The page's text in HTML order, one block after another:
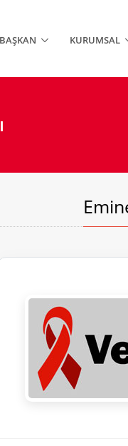
BAŞKAN KURUMSAL